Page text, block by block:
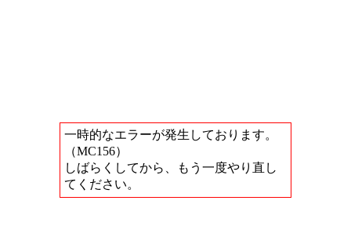
一時的なエラーが発生しております。
（MC156）
しばらくしてから、もう一度やり直し
てください。